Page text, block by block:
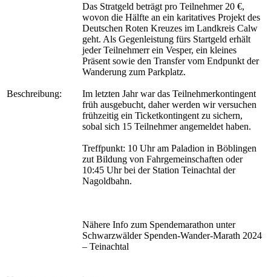
Beschreibung:
Das Stratgeld beträgt pro Teilnehmer 20 €,
wovon die Hälfte an ein karitatives Projekt des
Deutschen Roten Kreuzes im Landkreis Calw
geht. Als Gegenleistung fürs Startgeld erhält
jeder Teilnehmerr ein Vesper, ein kleines
Präsent sowie den Transfer vom Endpunkt der
Wanderung zum Parkplatz.
Im letzten Jahr war das Teilnehmerkontingent
früh ausgebucht, daher werden wir versuchen
frühzeitig ein Ticketkontingent zu sichern,
sobal sich 15 Teilnehmer angemeldet haben.
Treffpunkt: 10 Uhr am Paladion in Böblingen
zut Bildung von Fahrgemeinschaften oder
10:45 Uhr bei der Station Teinachtal der
Nagoldbahn.
Nähere Info zum Spendemarathon unter
Schwarzwälder Spenden-Wander-Marath 2024
– Teinachtal